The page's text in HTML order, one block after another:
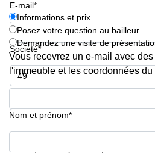
E-mail*
Société*
Numéro de téléphone*
Informations et prix
Posez votre question au bailleur
Demandez une visite de
Vous recevrez un e-mail avec
l'immeuble et les coordonnées du
Nom et prénom*